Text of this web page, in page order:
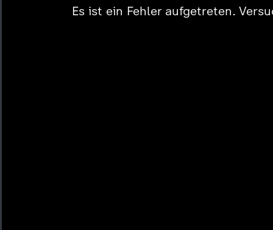
Es ist ein Fehler aufgetreten.